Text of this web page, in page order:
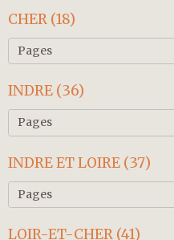
CHER (18)
INDRE (36)
INDRE ET LOIRE (37)
LOIR-ET-CHER (41)